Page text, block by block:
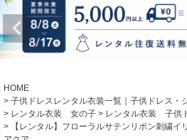
カテゴリ詳細→
Rentalレンタル
性別・サイズで絞
Startはじめに
01
02 サイズの選び方
測り方と目安
HOME
子供ドレスレンタル衣装一覧｜子供ドレス・
レンタル衣装 女の子
レンタル衣装 子供
【レンタル】フローラルサテンリボン刺繍